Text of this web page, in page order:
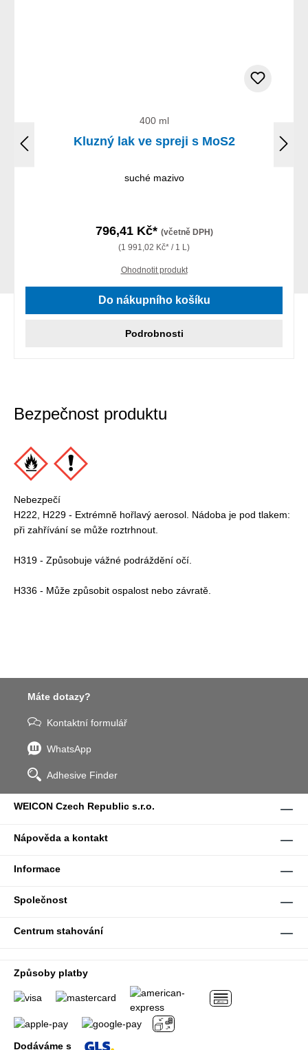
400 ml
Kluzný lak ve spreji s MoS2
suché mazivo
796,41 Kč* (včetně DPH)
(1 991,02 Kč* / 1 L)
Ohodnotit produkt
Do nákupního košíku
Podrobnosti
Bezpečnost produktu
Nebezpečí
H222, H229 - Extrémně hořlavý aerosol. Nádoba je pod tlakem:
při zahřívání se může roztrhnout.
H319 - Způsobuje vážné podráždění očí.
H336 - Může způsobit ospalost nebo závratě.
Máte dotazy?
Kontaktní formulář
WhatsApp
Adhesive Finder
WEICON Czech Republic s.r.o.
Nápověda a kontakt
Informace
Společnost
Centrum stahování
Způsoby platby
Dodáváme s